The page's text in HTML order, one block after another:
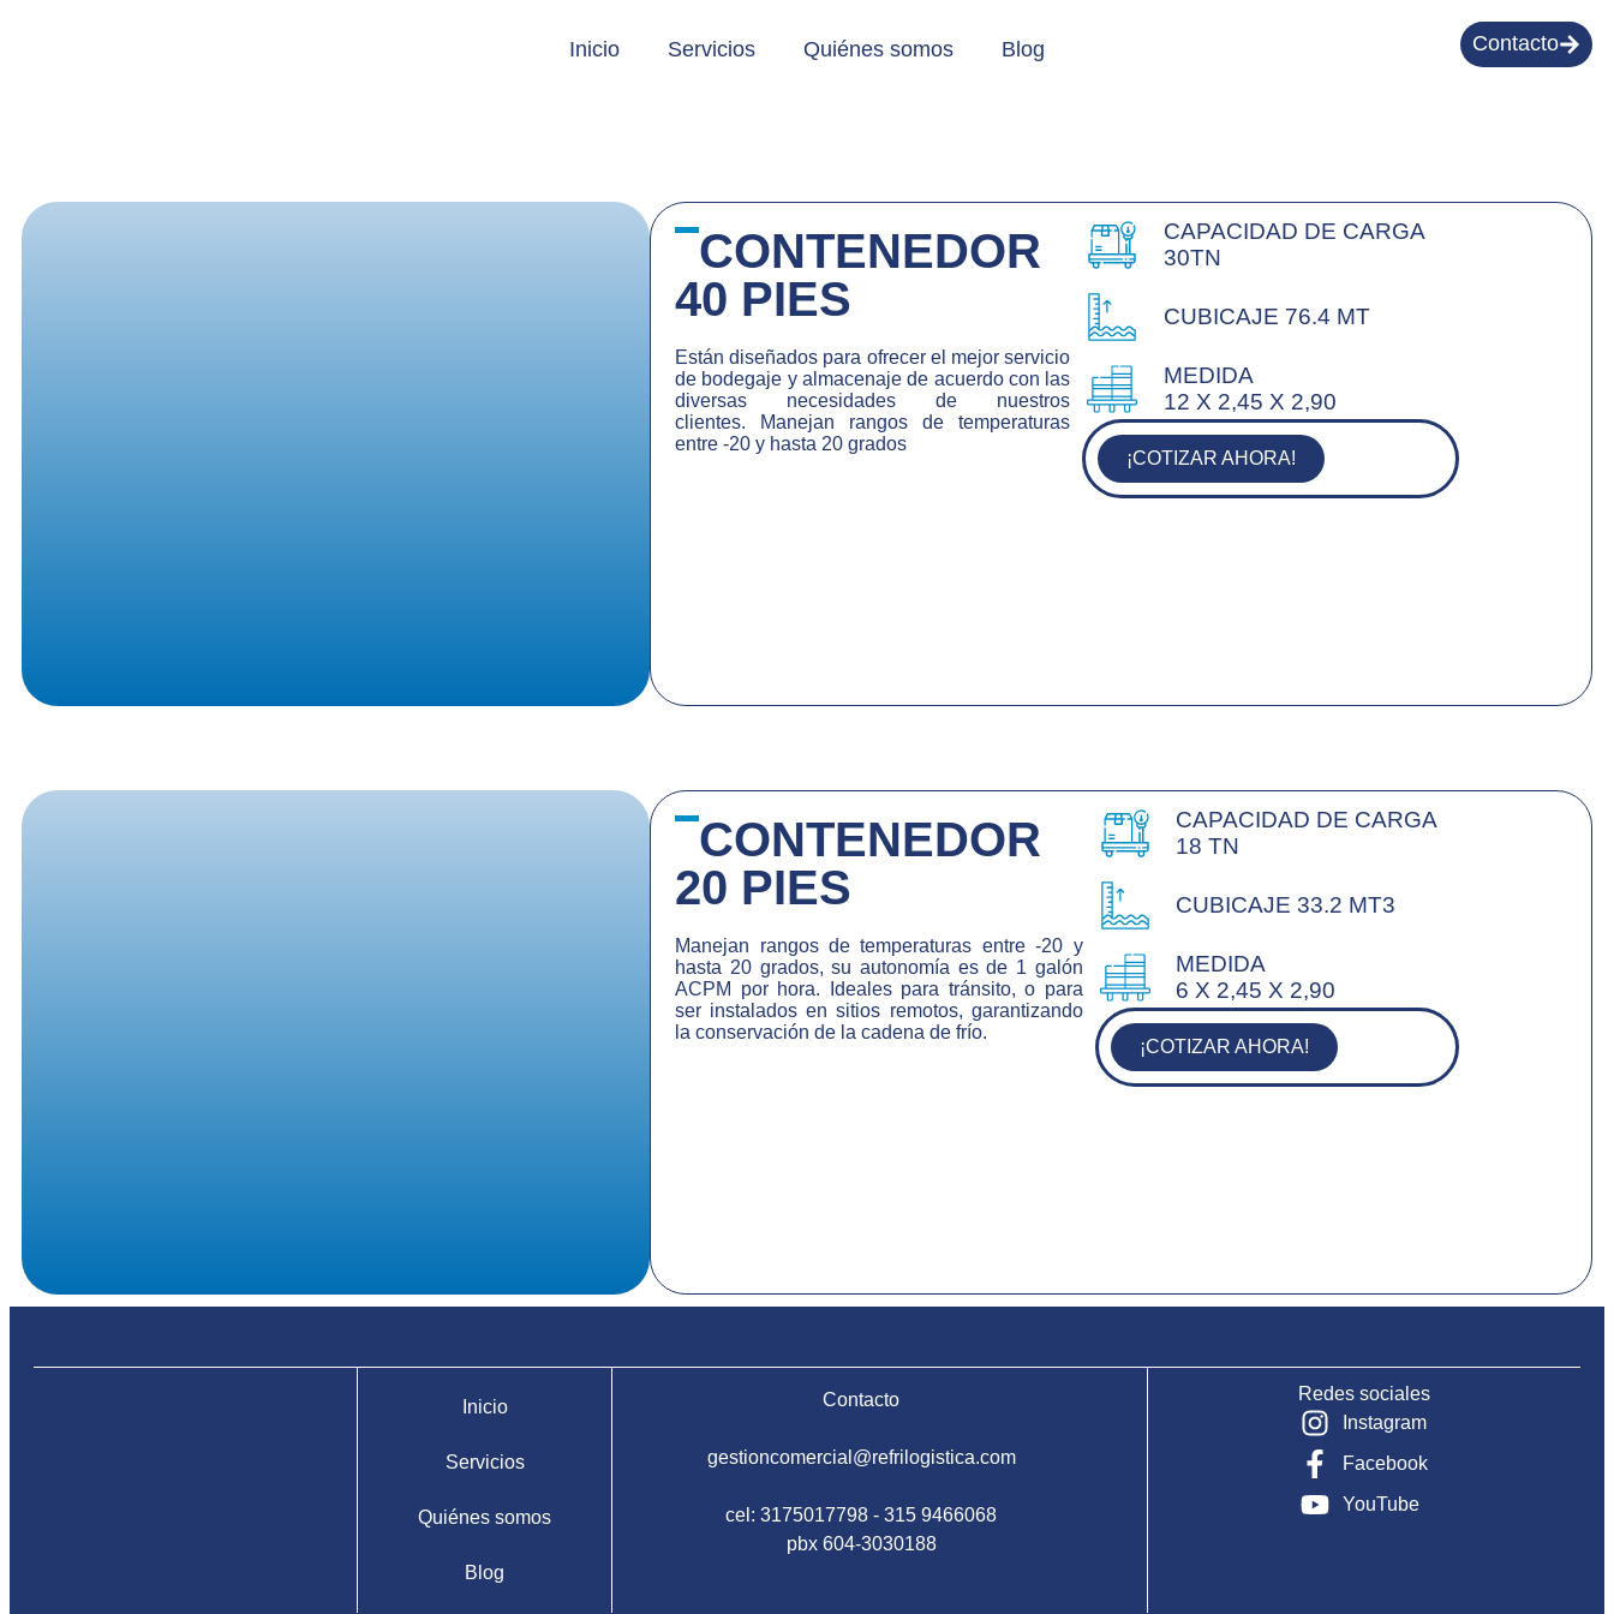
Inicio Servicios Quiénes somos Blog Contacto
CONTENEDOR
40 PIES
Están diseñados para ofrecer el mejor servicio
de bodegaje y almacenaje de acuerdo con las
diversas necesidades de nuestros
clientes.
Manejan rangos de temperaturas
entre -20 y hasta 20 grados
CAPACIDAD DE CARGA
30TN
CUBICAJE 76.4 MT
MEDIDA
12 X 2,45 X 2,90
¡COTIZAR AHORA!
CONTENEDOR
20 PIES
Manejan rangos de temperaturas entre -20 y
hasta 20 grados, su autonomía es de 1 galón
ACPM por hora. Ideales para tránsito, o para
ser instalados en sitios remotos, garantizando
la conservación de la cadena de frío.
CAPACIDAD DE CARGA
18 TN
CUBICAJE 33.2 MT3
MEDIDA
6 X 2,45 X 2,90
¡COTIZAR AHORA!
Inicio
Servicios
Quiénes somos
Blog
Contacto
gestioncomercial@refrilogistica.com
cel: 3175017798 - 315 9466068
pbx 604-3030188
Redes sociales
Instagram
Facebook
YouTube